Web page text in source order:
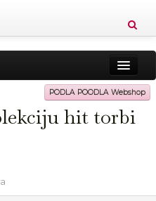
Zdravlje Vitkost
Putovanja Recepti
PODLA POODLA Webshop
hit torbi